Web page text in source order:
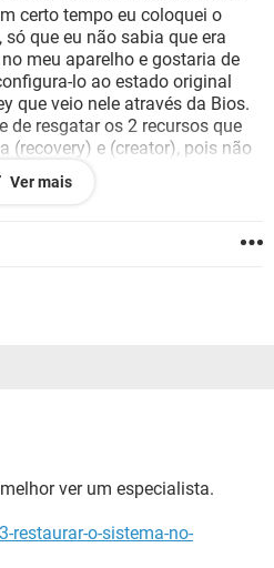
EXCEL
certo tempo eu coloquei o
que eu não sabia que era
meu aparelho e gostaria de
lo ao estado original
que veio nele através da Bios.
de resgatar os 2 recursos que
(recovery) e (creator), pois não
as formatações que fiz
Ou de alguma maneira pela
e respostas. Um Abraço.
Ver mais
ver um especialista.
o-sistema-no-